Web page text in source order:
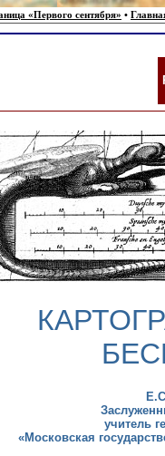
«Первого сентября» •
учитель
«Московская